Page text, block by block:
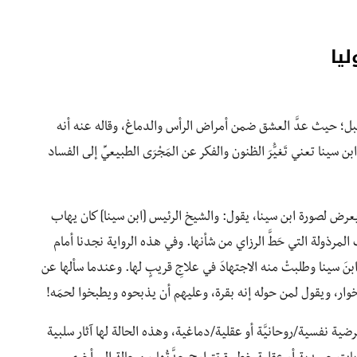
قبل؛ حيث عدَّ العشق ضمن أمراض الرأس والدماغ، وقاله عنه أنه
سينا تعني تَغيُّرَ الظنون والفكر عن المَجْرَى الطبيعيِّ إلى الفساد
لصورة ابن سينا، يقول: والشيخ الرئيس [ابن سينا] كان يهاب
التي حَطَّ الرزاي من شأنها. وفي هذه الرواية نجدنا أمام
وطلبتْ منه الاجتهادَ في علاجِ قريبٍ لها. وعندما سألها عن
ويقول لمن حوله إنه بقرة، وعليهم أن يذبحوه ويطبخوا لحمَه!
نفسية/روحانيَّة أو عقلية/دماغية، وهذه الحالة لها آثار سلبية